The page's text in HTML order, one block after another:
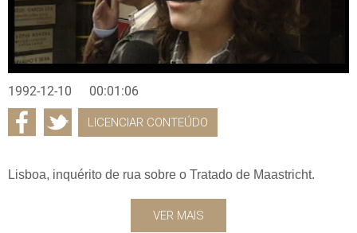
1992-12-10 00:01:06
LICENCIAR CONTEÚDO
Lisboa, inquérito de rua sobre o Tratado de Maastricht.
VER MAIS